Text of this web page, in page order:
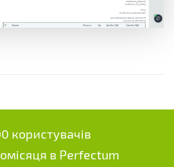
користувачів
в Perfectum